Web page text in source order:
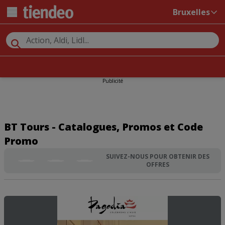
Bruxelles
Publicité
BT Tours - Catalogues, Promos et Code
Promo
SUIVEZ-NOUS POUR OBTENIR DES
OFFRES